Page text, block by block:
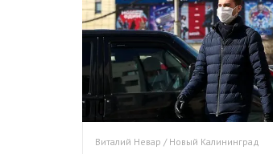
Виталий Невар / Новый Калининград